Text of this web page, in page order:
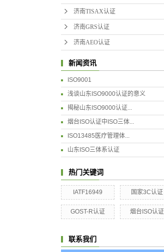
济南TISAX认证
济南GRS认证
济南AEO认证
新闻资讯
ISO9001
浅谈山东ISO9000认证的意义
揭秘山东ISO9000认证...
烟台ISO认证中ISO三体...
ISO13485医疗管理体...
山东ISO三体系认证
热门关键词
IATF16949 国家3C认证
GOST-R认证 烟台ISO认证
联系我们